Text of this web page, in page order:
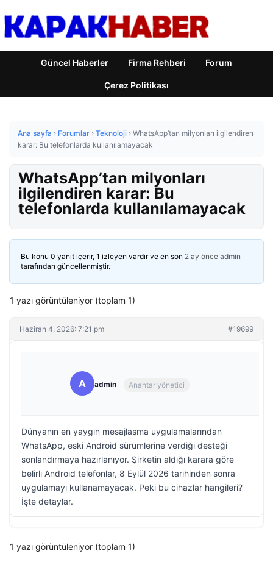
Güncel Haberler Firma Rehberi Forum
Çerez Politikası
Ana sayfa › Forumlar › Teknoloji › WhatsApp’tan milyonları ilgilendiren
karar: Bu telefonlarda kullanılamayacak
WhatsApp’tan milyonları
ilgilendiren karar: Bu
telefonlarda kullanılamayacak
Bu konu 0 yanıt içerir, 1 izleyen vardır ve en son 2 ay önce admin
tarafından güncellenmiştir.
1 yazı görüntüleniyor (toplam 1)
Haziran 4, 2026: 7:21 pm #19699
A admin Anahtar yönetici
Dünyanın en yaygın mesajlaşma uygulamalarından
WhatsApp, eski Android sürümlerine verdiği desteği
sonlandırmaya hazırlanıyor. Şirketin aldığı karara göre
belirli Android telefonlar, 8 Eylül 2026 tarihinden sonra
uygulamayı kullanamayacak. Peki bu cihazlar hangileri?
İşte detaylar.
1 yazı görüntüleniyor (toplam 1)